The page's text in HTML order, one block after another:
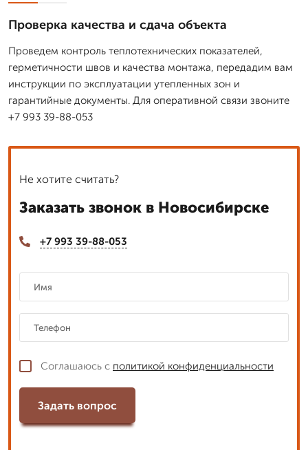
Проверка качества и сдача объекта
Проведем контроль теплотехнических показателей,
герметичности швов и качества монтажа, передадим вам
инструкции по эксплуатации утепленных зон и
гарантийные документы. Для оперативной связи звоните
+7 993 39-88-053
Не хотите считать?
Заказать звонок в Новосибирске
+7 993 39-88-053
Соглашаюсь с политикой конфиденциальности
Задать вопрос